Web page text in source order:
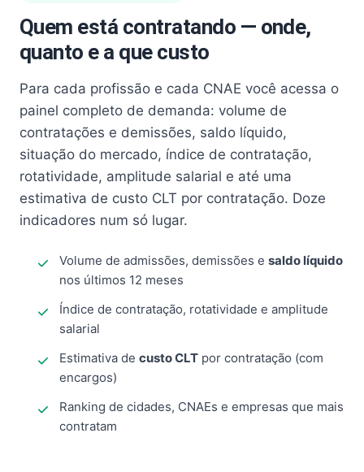
Quem está contratando — onde,
quanto e a que custo
Para cada profissão e cada CNAE você acessa o
painel completo de demanda: volume de
contratações e demissões, saldo líquido,
situação do mercado, índice de contratação,
rotatividade, amplitude salarial e até uma
estimativa de custo CLT por contratação. Doze
indicadores num só lugar.
Volume de admissões, demissões e saldo líquido
nos últimos 12 meses
Índice de contratação, rotatividade e amplitude
salarial
Estimativa de custo CLT por contratação (com
encargos)
Ranking de cidades, CNAEs e empresas que mais
contratam